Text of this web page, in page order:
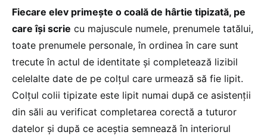
Fiecare elev primește o coală de hârtie tipizată, pe
care își scrie cu majuscule numele, prenumele tatălui,
toate prenumele personale, în ordinea în care sunt
trecute în actul de identitate și completează lizibil
celelalte date de pe colțul care urmează să fie lipit.
Colțul colii tipizate este lipit numai după ce asistenții
din săli au verificat completarea corectă a tuturor
datelor și după ce aceștia semnează în interiorul